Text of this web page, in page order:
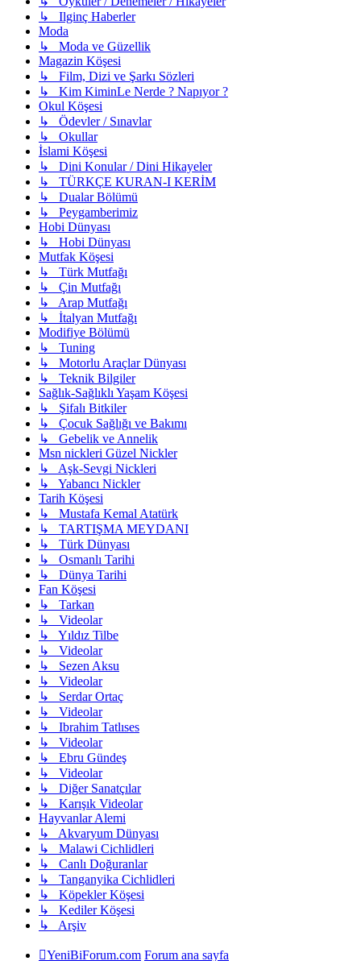
↳ Ilginç Haberler
Moda
↳ Moda ve Güzellik
Magazin Köşesi
↳ Film, Dizi ve Şarkı Sözleri
↳ Kim KiminLe Nerde ? Napıyor ?
Okul Köşesi
↳ Ödevler / Sınavlar
↳ Okullar
İslami Köşesi
↳ Dini Konular / Dini Hikayeler
↳ TÜRKÇE KURAN-I KERİM
↳ Dualar Bölümü
↳ Peygamberimiz
Hobi Dünyası
↳ Hobi Dünyası
Mutfak Köşesi
↳ Türk Mutfağı
↳ Çin Mutfağı
↳ Arap Mutfağı
↳ İtalyan Mutfağı
Modifiye Bölümü
↳ Tuning
↳ Motorlu Araçlar Dünyası
↳ Teknik Bilgiler
Sağlık-Sağlıklı Yaşam Köşesi
↳ Şifalı Bitkiler
↳ Çocuk Sağlığı ve Bakımı
↳ Gebelik ve Annelik
Msn nickleri Güzel Nickler
↳ Aşk-Sevgi Nickleri
↳ Yabancı Nickler
Tarih Köşesi
↳ Mustafa Kemal Atatürk
↳ TARTIŞMA MEYDANI
↳ Türk Dünyası
↳ Osmanlı Tarihi
↳ Dünya Tarihi
Fan Köşesi
↳ Tarkan
↳ Videolar
↳ Yıldız Tilbe
↳ Videolar
↳ Sezen Aksu
↳ Videolar
↳ Serdar Ortaç
↳ Videolar
↳ Ibrahim Tatlıses
↳ Videolar
↳ Ebru Gündeş
↳ Videolar
↳ Diğer Sanatçılar
↳ Karışık Videolar
Hayvanlar Alemi
↳ Akvaryum Dünyası
↳ Malawi Cichlidleri
↳ Canlı Doğuranlar
↳ Tanganyika Cichlidleri
↳ Köpekler Köşesi
↳ Kediler Köşesi
↳ Arşiv
YeniBiForum.com Forum ana sayfa